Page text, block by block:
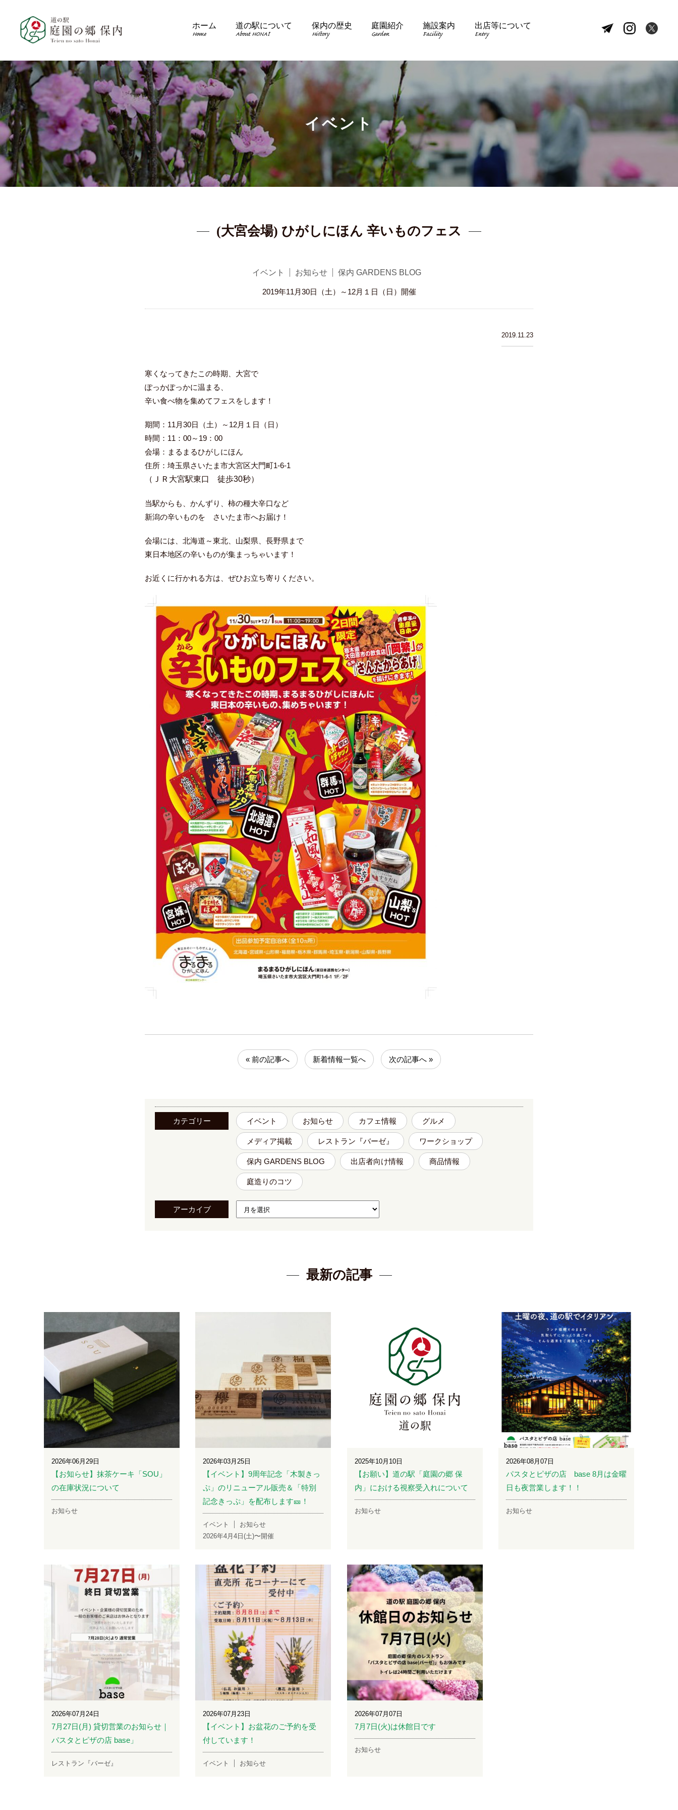
ホーム
Home
道の駅について
About HONAI
保内の歴史
History
庭園紹介
Garden
施設案内
Facility
出店等について
Entry
イベント
(大宮会場) ひがしにほん 辛いものフェス
イベント お知らせ 保内 GARDENS BLOG
2019年11月30日（土）～12月１日（日）開催
2019.11.23
寒くなってきたこの時期、大宮で
ぽっかぽっかに温まる、
辛い食べ物を集めてフェスをします！
期間：11月30日（土）～12月１日（日）
時間：11：00～19：00
会場：まるまるひがしにほん
住所：埼玉県さいたま市大宮区大門町1-6-1
（ＪＲ大宮駅東口 徒歩30秒）
当駅からも、かんずり、柿の種大辛口など
新潟の辛いものを さいたま市へお届け！
会場には、北海道～東北、山梨県、長野県まで
東日本地区の辛いものが集まっちゃいます！
お近くに行かれる方は、ぜひお立ち寄りください。
« 前の記事へ 新着情報一覧へ 次の記事へ »
カテゴリー イベント お知らせ カフェ情報 グルメ
メディア掲載 レストラン『バーゼ』 ワークショップ
保内 GARDENS BLOG 出店者向け情報 商品情報
庭造りのコツ
アーカイブ
最新の記事
2026年06月29日
【お知らせ】抹茶ケーキ「SOU」
の在庫状況について
お知らせ
2026年03月25日
【イベント】9周年記念「木製きっ
ぷ」のリニューアル販売＆「特別
記念きっぷ」を配布します🎫！
イベント
お知らせ
2026年4月4日(土)〜開催
2025年10月10日
【お願い】道の駅「庭園の郷 保
内」における視察受入れについて
お知らせ
2026年08月07日
パスタとピザの店 base 8月は金曜
日も夜営業します！！
お知らせ
2026年07月24日
7月27日(月) 貸切営業のお知らせ｜
パスタとピザの店 base」
レストラン『バーゼ』
2026年07月23日
【イベント】お盆花のご予約を受
付しています！
イベント お知らせ
2026年07月07日
7月7日(火)は休館日です
お知らせ